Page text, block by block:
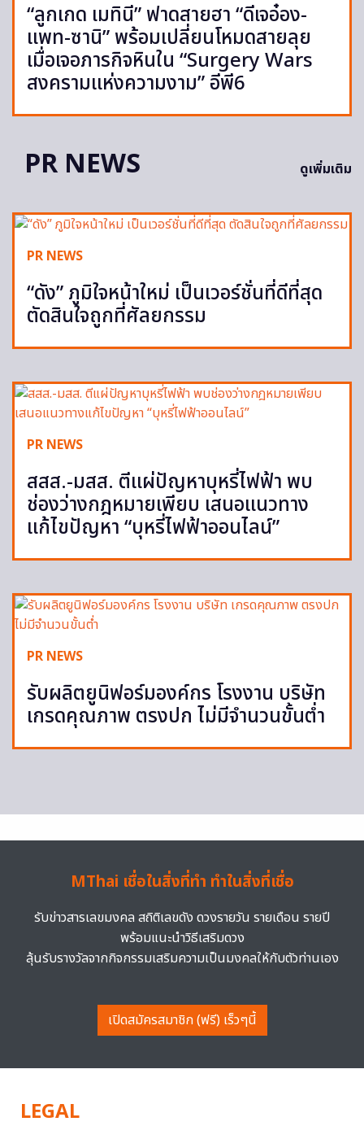
“ลูกเกด เมทินี” ฟาดสายฮา “ดีเจอ๋อง-
แพท-ซานิ” พร้อมเปลี่ยนโหมดสายลุย
เมื่อเจอภารกิจหินใน “Surgery Wars
สงครามแห่งความงาม” อีพี6
PR NEWS ดูเพิ่มเติม
PR NEWS
“ดัง” ภูมิใจหน้าใหม่ เป็นเวอร์ชั่นที่ดีที่สุด
ตัดสินใจถูกที่ศัลยกรรม
PR NEWS
สสส.-มสส. ตีแผ่ปัญหาบุหรี่ไฟฟ้า พบ
ช่องว่างกฎหมายเพียบ เสนอแนวทาง
แก้ไขปัญหา “บุหรี่ไฟฟ้าออนไลน์”
PR NEWS
รับผลิตยูนิฟอร์มองค์กร โรงงาน บริษัท
เกรดคุณภาพ ตรงปก ไม่มีจำนวนขั้นต่ำ
MThai เชื่อในสิ่งที่ทำ ทำในสิ่งที่เชื่อ
รับข่าวสารเลขมงคล สถิติเลขดัง ดวงรายวัน รายเดือน รายปี
พร้อมแนะนำวิธีเสริมดวง
ลุ้นรับรางวัลจากกิจกรรมเสริมความเป็นมงคลให้กับตัวท่านเอง
เปิดสมัครสมาชิก (ฟรี) เร็วๆนี้
LEGAL